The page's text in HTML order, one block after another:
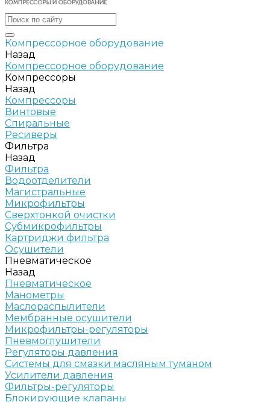
Компрессорное оборудование
Назад
Компрессорное оборудование
Компрессоры
Назад
Компрессоры
Винтовые
Спиральные
Ресиверы
Фильтра
Назад
Фильтра
Водоотделители
Магистральные
Микрофильтры
Сверхтонкой очистки
Субмикрофильтры
Картриджи фильтра
Осушители
Пневматическое
Назад
Пневматическое
Манометры
Маслораспылители
Мембранные осушители
Микрофильтры-регуляторы
Пневмоглушители
Регуляторы давления
Системы для смазки масляным туманом
Усилители давления
Фильтры-регуляторы
Блокирующие клапаны